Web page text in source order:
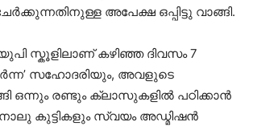
അപേക്ഷ ഒപ്പിട്ടു വാങ്ങി.
യുപി സ്കൂളിലാണ് കഴിഞ്ഞ ദിവസം 7
സഹോദരിയും, അവളുടെ
ഒന്നും രണ്ടും ക്ലാസുകളിൽ പഠിക്കാൻ
നാലു കുട്ടികളും സ്വയം അഡ്മിഷൻ